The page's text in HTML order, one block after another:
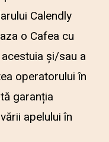
Calendly
o Cafea cu
și/sau a
operatorului în
garanția
apelului în